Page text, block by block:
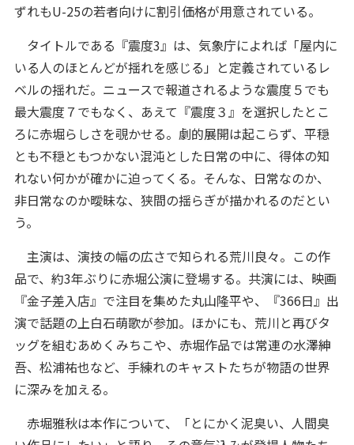
ずれもU-25の若者向けに割引価格が用意されている。
タイトルである『震度3』は、気象庁によれば「屋内に
いる人のほとんどが揺れを感じる」と定義されているレ
ベルの揺れだ。ニュースで報道されるような震度５でも
最大震度７でもなく、あえて『震度３』を選択したとこ
ろに赤堀らしさを覗かせる。劇的展開は起こらず、平穏
とも不穏ともつかない混沌とした日常の中に、得体の知
れない何かが確かに迫ってくる。そんな、日常なのか、
非日常なのか曖昧な、狭間の揺らぎが描かれるのだとい
う。
主演は、演技の幅の広さで知られる荒川良々。この作
品で、約3年ぶりに赤堀公演に登場する。共演には、映画
『金子差入店』で注目を集めた丸山隆平や、『366日』出
演で話題の上白石萌歌が参加。ほかにも、荒川と再びタ
ッグを組むあめくみちこや、赤堀作品では常連の水澤紳
吾、松浦祐也など、手練れのキャストたちが物語の世界
に深みを加える。
赤堀雅秋は本作について、「とにかく泥臭い、人間臭